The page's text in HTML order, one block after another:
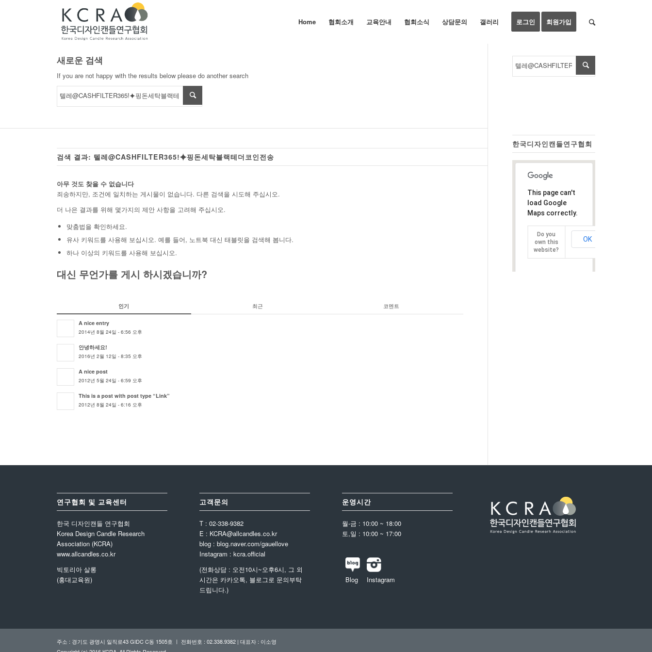
Home 협회소개 교육안내 협회소식 상담문의 갤러리 로그인 회원가입
새로운 검색
If you are not happy with the results below please do another search
검색 결과: 텔레@CASHFILTER365ǃ⯌핑돈세탁블랙테더코인전송
아무 것도 찾을 수 없습니다
죄송하지만, 조건에 일치하는 게시물이 없습니다. 다른 검색을 시도해 주십시오.
더 나은 결과를 위해 몇가지의 제안 사항을 고려해 주십시오.
맞춤법을 확인하세요.
유사 키워드를 사용해 보십시오. 예를 들어, 노트북 대신 태블릿을 검색해 봅니다.
하나 이상의 키워드를 사용해 보십시오.
대신 무언가를 게시 하시겠습니까?
인기 최근 코멘트
A nice entry
2014년 8월 24일 - 6:56 오후
안녕하세요!
2016년 2월 12일 - 8:35 오후
A nice post
2012년 5월 24일 - 6:59 오후
This is a post with post type “Link”
2012년 8월 24일 - 6:16 오후
한국디자인캔들연구협회
This page can't
load Google
Maps correctly.
Do you
own this
website?
OK
연구협회 및 교육센터
한국 디자인캔들 연구협회
Korea Design Candle Research
Association (KCRA)
www.allcandles.co.kr
빅토리아 살롱
(홍대교육원)
고객문의
T : 02-338-9382
E : KCRA@allcandles.co.kr
blog : blog.naver.com/gauellove
Instagram : kcra.official
(전화상담 : 오전10시~오후6시, 그 외
시간은 카카오톡, 블로그로 문의부탁
드립니다.)
운영시간
월-금 : 10:00 ~ 18:00
토,일 : 10:00 ~ 17:00
Blog Instagram
주소 : 경기도 광명시 일직로43 GIDC C동 1505호 ㅣ 전화번호 : 02.338.9382 | 대표자 : 이소영